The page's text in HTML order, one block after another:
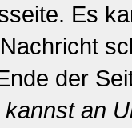
Es
der
an